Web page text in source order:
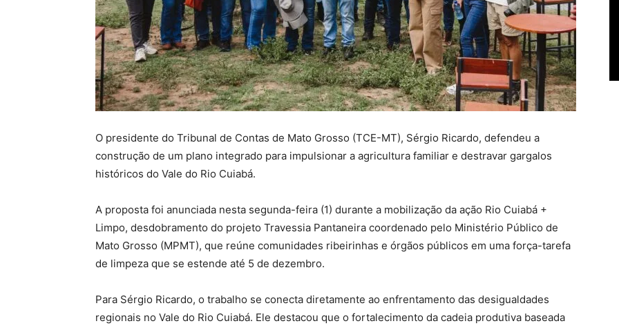
O presidente do Tribunal de Contas de Mato Grosso (TCE-MT), Sérgio Ricardo, defendeu a
construção de um plano integrado para impulsionar a agricultura familiar e destravar gargalos
históricos do Vale do Rio Cuiabá.
A proposta foi anunciada nesta segunda-feira (1) durante a mobilização da ação Rio Cuiabá +
Limpo, desdobramento do projeto Travessia Pantaneira coordenado pelo Ministério Público de
Mato Grosso (MPMT), que reúne comunidades ribeirinhas e órgãos públicos em uma força-tarefa
de limpeza que se estende até 5 de dezembro.
Para Sérgio Ricardo, o trabalho se conecta diretamente ao enfrentamento das desigualdades
regionais no Vale do Rio Cuiabá. Ele destacou que o fortalecimento da cadeia produtiva baseada